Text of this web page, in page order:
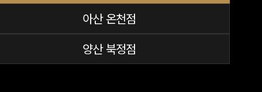
아산 온천점
양산 북정점